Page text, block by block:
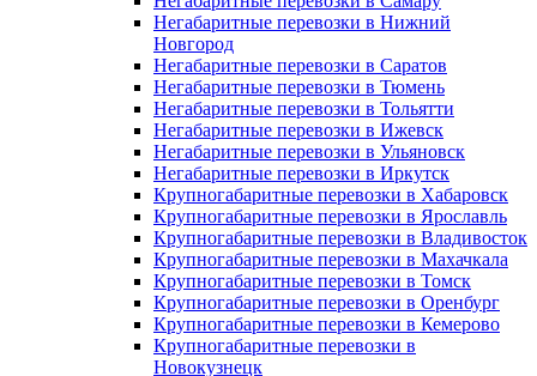
Негабаритные перевозки в Нижний
Новгород
Негабаритные перевозки в Саратов
Негабаритные перевозки в Тюмень
Негабаритные перевозки в Тольятти
Негабаритные перевозки в Ижевск
Негабаритные перевозки в Ульяновск
Негабаритные перевозки в Иркутск
Крупногабаритные перевозки в Хабаровск
Крупногабаритные перевозки в Ярославль
Крупногабаритные перевозки в Владивосток
Крупногабаритные перевозки в Махачкала
Крупногабаритные перевозки в Томск
Крупногабаритные перевозки в Оренбург
Крупногабаритные перевозки в Кемерово
Крупногабаритные перевозки в
Новокузнецк